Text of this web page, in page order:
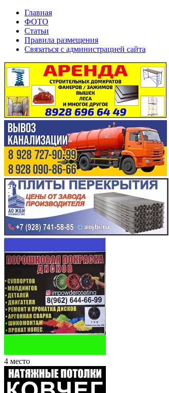
Главная
ФОТО
Статьи
Правила размещения
Связаться с администрацией сайта
4 место